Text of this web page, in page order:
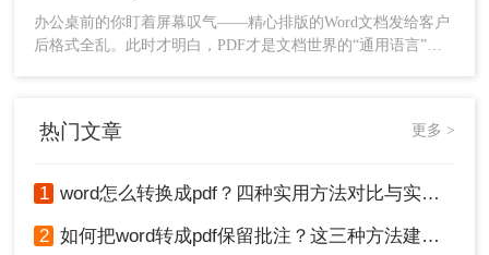
体”（除非文档使用了特殊字体且对方电
如果文档包含大量图片，将“图片质量”设
为了提交作业、发送简历，还是发布报告，一个高质量的PDF
转换至关重要。
办公桌前的你盯着屏幕叹气——精心排版的Word文档发给客户
后格式全乱。此时才明白，PDF才是文档世界的“通用语言”。
热门文章 更多 >
1 word怎么转换成pdf？四种实用方法对比与实操指南（附详细表格）！
2 如何把word转成pdf保留批注？这三种方法建议收藏！